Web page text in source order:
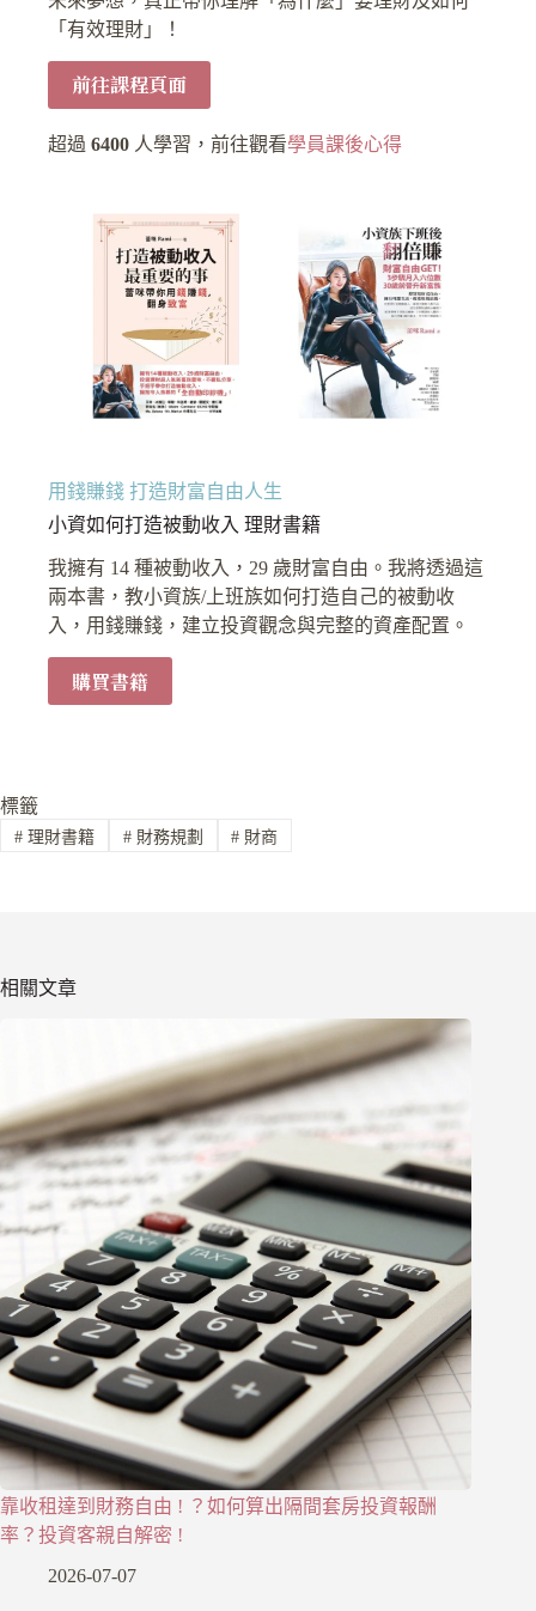
「有效理財」！
前往課程頁面
超過6400 人學習，前往觀看學員課後心得
用錢賺錢 打造財富自由人生
小資如何打造被動收入 理財書籍
我擁有 14 種被動收入，29 歲財富自由。我將透過這
兩本書，教小資族/上班族如何打造自己的被動收
入，用錢賺錢，建立投資觀念與完整的資產配置。
購買書籍
標籤
#理財書籍 #財務規劃 # 財商
相關文章
靠收租達到財務自由 ! ？如何算出隔間套房投資報酬
率？投資客親自解密 !
2026-07-07